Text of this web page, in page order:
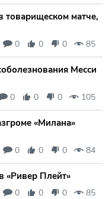
матче,
0 0 0 85
Месси
0 0 0 105
«Милана»
0 0 0 84
«Ривер Плейт»
0 0 0 85